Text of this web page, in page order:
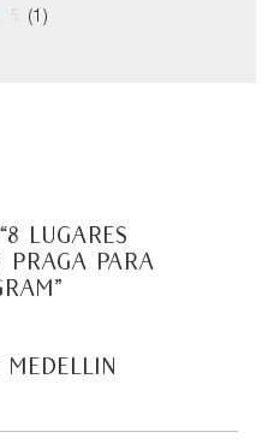
5 (1)
8 Lugares
Praga para
”
Medellin